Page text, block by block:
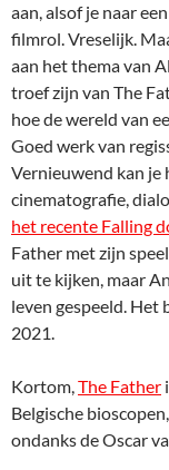
aan, alsof je naar
filmrol. Vreselijk.
aan het thema van
troef zijn van The
hoe de wereld van
Goed werk van
Vernieuwend kan je
cinematografie,
het recente Falling
Father met zijn
uit te kijken, maar
leven gespeeld. Het
2021.
Kortom,The Father
Belgische
ondanks de Oscar